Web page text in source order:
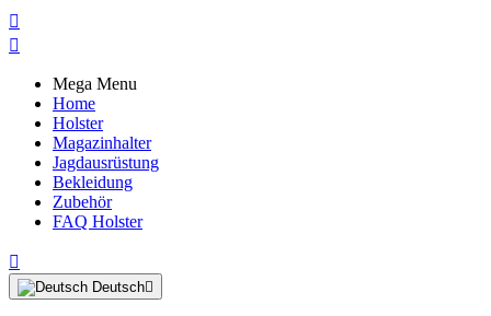


Mega Menu
Home
Holster
Magazinhalter
Jagdausrüstung
Bekleidung
Zubehör
FAQ Holster

Deutsch